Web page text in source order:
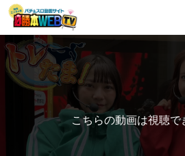
こちらの動画は視聴で